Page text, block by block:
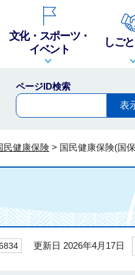
文化・スポーツ・
イベント
しご
ページID検索
民健康保険 > 国民健康保険(国
更新日 2026年4月17日